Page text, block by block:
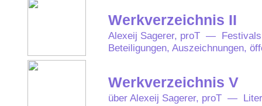
Werkverzeichnis II
Alexeij Sagerer, proT —
Beteiligungen, Auszeichnungen,
Werkverzeichnis V
über Alexeij Sagerer, proT —